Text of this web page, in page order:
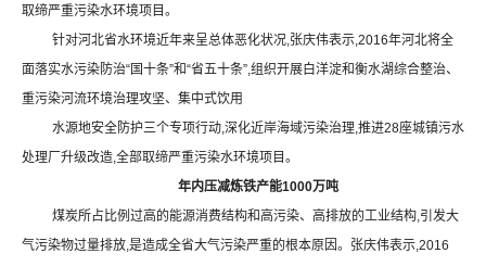
取缔严重污染水环境项目。
针对河北省水环境近年来呈总体恶化状况,张庆伟表示,2016年河北将全
面落实水污染防治“国十条”和“省五十条”,组织开展白洋淀和衡水湖综合整治、
重污染河流环境治理攻坚、集中式饮用
水源地安全防护三个专项行动,深化近岸海域污染治理,推进28座城镇污水
处理厂升级改造,全部取缔严重污染水环境项目。
年内压减炼铁产能1000万吨
煤炭所占比例过高的能源消费结构和高污染、高排放的工业结构,引发大
气污染物过量排放,是造成全省大气污染严重的根本原因。张庆伟表示,2016